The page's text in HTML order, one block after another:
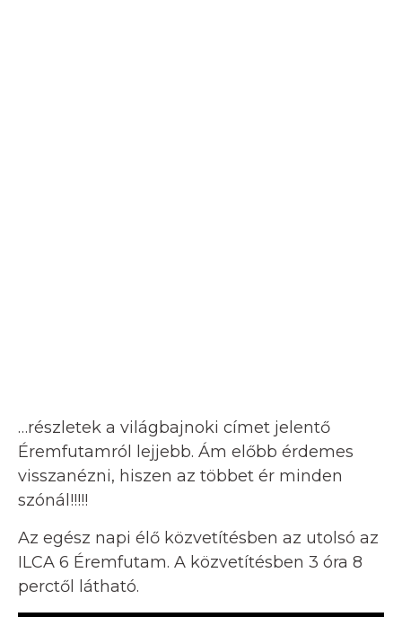
…részletek a világbajnoki címet jelentő
Éremfutamról lejjebb. Ám előbb érdemes
visszanézni, hiszen az többet ér minden
szónál!!!!!
Az egész napi élő közvetítésben az utolsó az
ILCA 6 Éremfutam. A közvetítésben 3 óra 8
perctől látható.